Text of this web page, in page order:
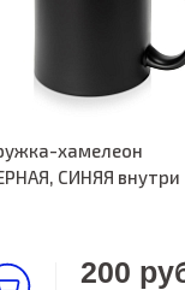
хамелеон
СИНЯЯ внутри
200